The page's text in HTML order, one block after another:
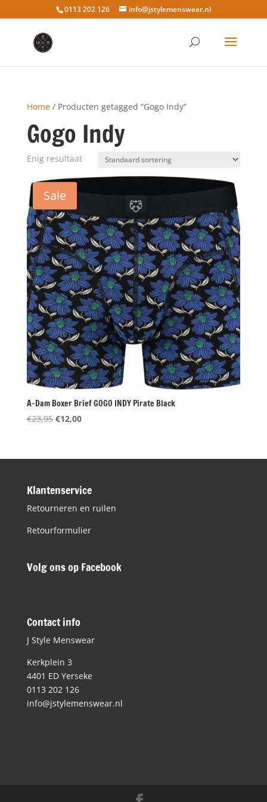
0113 202 126 info@jstylemenswear.nl
Home/ Producten getagged “Gogo Indy”
Gogo Indy
Enig resultaat
Sale
A-Dam Boxer Brief GOGO INDY Pirate Black
€23,95 Oorspronkelijke
€23,95.
€12,00Huidige
€12,00.
Klantenservice
Retourneren en ruilen
Retourformulier
Volg ons op Facebook
Contact info
J Style Menswear
Kerkplein 3
4401 ED Yerseke
0113 202 126
info@jstylemenswear.nl